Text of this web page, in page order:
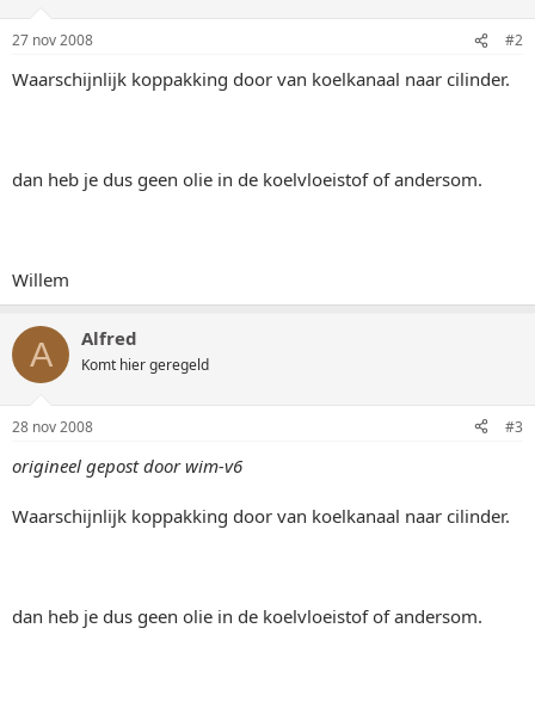
27 nov 2008 #2
Waarschijnlijk koppakking door van koelkanaal naar cilinder.
dan heb je dus geen olie in de koelvloeistof of andersom.
Willem
A Alfred
Komt hier geregeld
28 nov 2008 #3
origineel gepost door wim-v6
Waarschijnlijk koppakking door van koelkanaal naar cilinder.
dan heb je dus geen olie in de koelvloeistof of andersom.